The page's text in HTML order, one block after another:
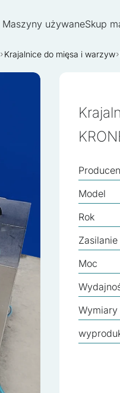
Maszyny używaneSkup
Krajalnice do mięsa i warzyw
Model
Rok
Zasilanie
Moc
Wymiary